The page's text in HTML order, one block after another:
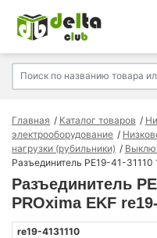
Главная Каталог товаров
электрооборудование
нагрузки (рубильники)
Разъединитель РЕ19-41-31110
Разъединитель
PROxima EKF
re19-4131110